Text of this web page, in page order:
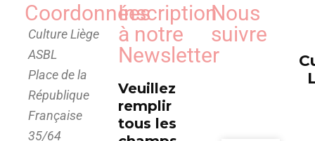
Coordonnées
Culture Liège
ASBL
Place de la
République
Française
35/64
Inscription
à notre
Newsletter
Veuillez
remplir
tous les
Nous
suivre